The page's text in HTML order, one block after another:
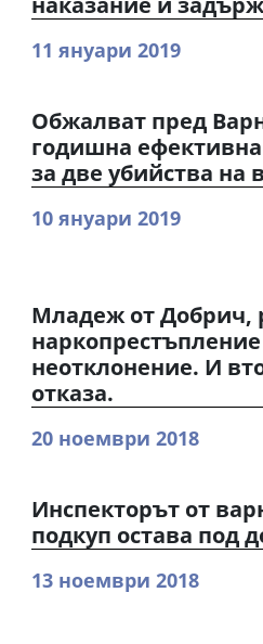
11 януари 2019
Обжалват пред
годишна
за две убийства на
10 януари 2019
Младеж от Добрич,
неотклонение. И
отказа.
20 ноември 2018
Инспекторът от
подкуп остава под
13 ноември 2018